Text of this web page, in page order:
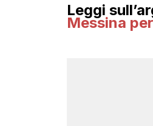
Leggi
Messina